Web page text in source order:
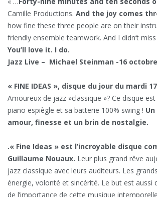
Camille Productions. And the joy comes
how fine these three people are on their
friendly ensemble teamwork. And I didn’t
You’ll love it. I do.
Jazz Live – Michael Steinman -16
« FINE IDEAS », disque du jour du mardi
Amoureux de jazz »classique »? Ce disque
piano espiègle et sa batterie 100% swing !
amour, finesse et un brin de nostalgie.
.« Fine Ideas » est l’incroyable disque
Guillaume Nouaux. Leur plus grand rêve
jazz classique avec leurs auditeurs. Les
énergie, volonté et sincérité. Le but est aussi
de l’importance de cette musique